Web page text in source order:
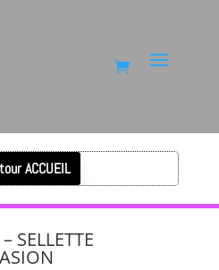
ACCUEIL
SELLETTE